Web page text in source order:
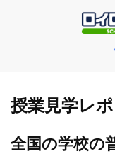
授業見学レ
全国の学校の